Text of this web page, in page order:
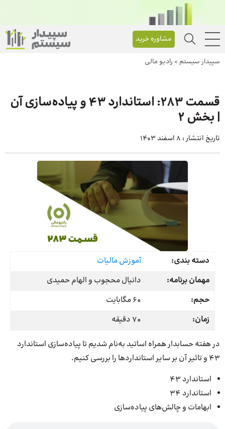
مشاوره خرید
سپیدار سیستم > رادیو مالی
قسمت 283: استاندارد 43 و پیاده‌سازی آن
| بخش 2
تاریخ انتشار : 8 اسفند 1403
دسته بندی:
آموزش مالیات
مهمان برنامه:
دانیال محجوب و الهام حمیدی
حجم:
60 مگابایت
زمان:
70 دقیقه
در هفته حسابدار همراه اساتید به‌نام شدیم تا پیاده‌سازی استاندارد
43 و تاثیر آن بر سایر استانداردها را بررسی کنیم.
استاندارد 43
استاندارد 34
ابهامات و چالش‌های پیاده‌سازی